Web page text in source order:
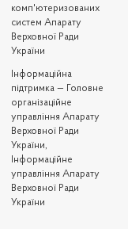
комп'ютеризованих
систем Апарату
Верховної Ради
України
Iнформаційна
підтримка — Головне
організаційне
управління Апарату
Верховної Ради
України,
Інформаційне
управління Апарату
Верховної Ради
України